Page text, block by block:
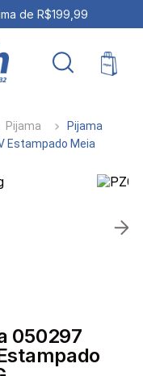
de R$199,99
Pijama
Pijama
Estampado Meia
050297